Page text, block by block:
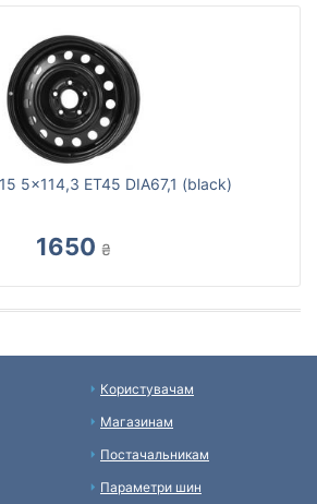
5x114,3 ET45 DIA67,1 (black)
1650 ₴
Користувачам
Магазинам
Постачальникам
Параметри шин